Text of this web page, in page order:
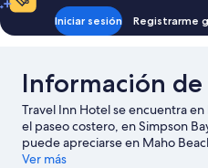
size
Iniciar sesión Registrarme
Información de
Travel Inn Hotel se encuentra
el paseo costero, en Simpson
puede apreciarse en Maho
zona puedes practicar
Ver más